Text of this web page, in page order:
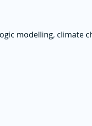
modelling, climate